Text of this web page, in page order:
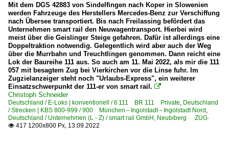
Mit dem DGS 42883 von Sindelfingen nach Koper in Slowenien
werden Fahrzeuge des Herstellers Mercedes-Benz zur Verschiffung
nach Übersee transportiert. Bis nach Freilassing befördert das
Unternehmen smart rail den Neuwagentransport. Hierbei wird
meist über die Geislinger Steige gefahren. Dafür ist allerdings eine
Doppeltraktion notwendig. Gelegentlich wird aber auch der Weg
über die Murrbahn und Treuchtlingen genommen. Dann reicht eine
Lok der Baureihe 111 aus. So auch am 11. Mai 2022, als mir die 111
057 mit besagtem Zug bei Vierkirchen vor die Linse fuhr. Im
Zugzielanzeiger steht noch "Urlaubs-Express", ein weiterer
Einsatzschwerpunkt der 111-er von smart rail. 
Christoph Schneider
Deutschland / E-Loks | konventionell / 6 111 BR 111 Private, Deutschland
/ Strecken | KBS 800-999 / 900 München – Ingolstadt – Ingolstadt Nord,
Deutschland / Unternehmen (L - Z) / smart rail GmbH, Neubiberg ·ZUG·
 417 1200x800 Px, 13.09.2022